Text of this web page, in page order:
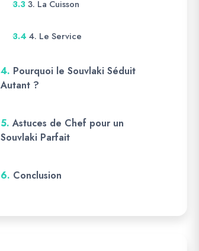
3.3 3. La Cuisson
3.4 4. Le Service
4. Pourquoi le Souvlaki Séduit
Autant ?
5. Astuces de Chef pour un
Souvlaki Parfait
6. Conclusion